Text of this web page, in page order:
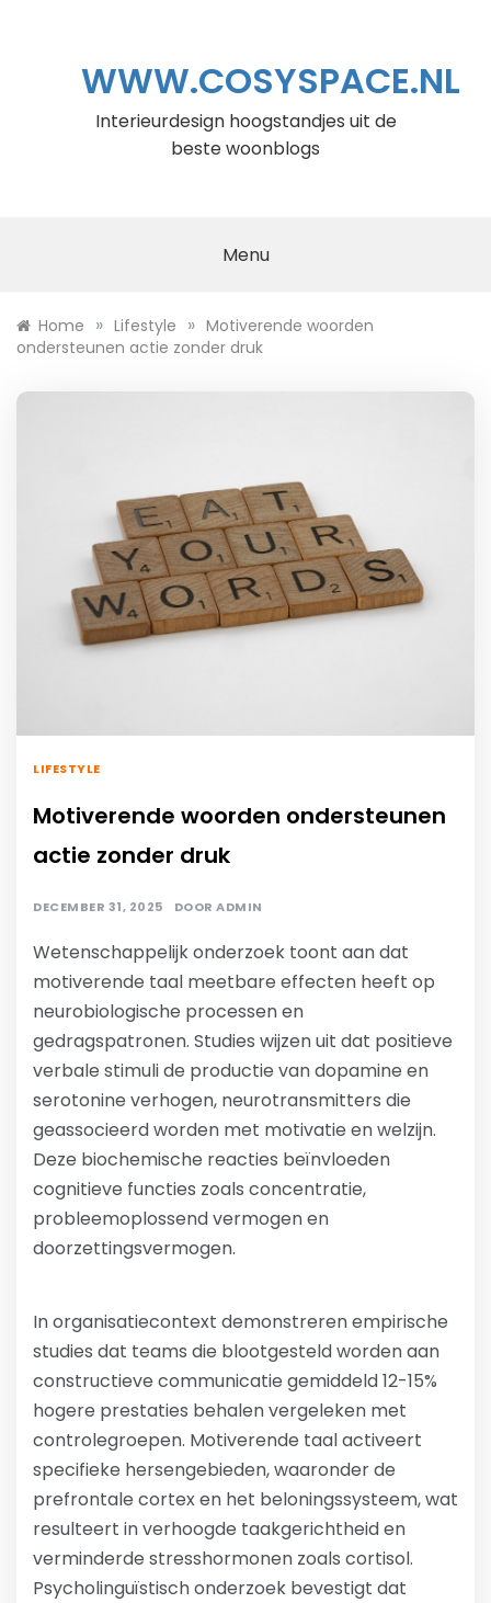
WWW.COSYSPACE.NL
Interieurdesign hoogstandjes uit de
beste woonblogs
Menu
Home » Lifestyle » Motiverende woorden
ondersteunen actie zonder druk
LIFESTYLE
Motiverende woorden ondersteunen
actie zonder druk
DECEMBER 31, 2025 DOOR ADMIN
Wetenschappelijk onderzoek toont aan dat
motiverende taal meetbare effecten heeft op
neurobiologische processen en
gedragspatronen. Studies wijzen uit dat positieve
verbale stimuli de productie van dopamine en
serotonine verhogen, neurotransmitters die
geassocieerd worden met motivatie en welzijn.
Deze biochemische reacties beïnvloeden
cognitieve functies zoals concentratie,
probleemoplossend vermogen en
doorzettingsvermogen.
In organisatiecontext demonstreren empirische
studies dat teams die blootgesteld worden aan
constructieve communicatie gemiddeld 12-15%
hogere prestaties behalen vergeleken met
controlegroepen. Motiverende taal activeert
specifieke hersengebieden, waaronder de
prefrontale cortex en het beloningssysteem, wat
resulteert in verhoogde taakgerichtheid en
verminderde stresshormonen zoals cortisol.
Psycholinguïstisch onderzoek bevestigt dat